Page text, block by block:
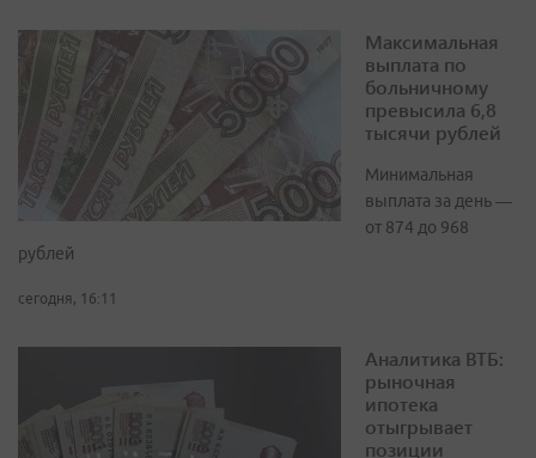
Максимальная
выплата по
больничному
превысила 6,8
тысячи рублей
Минимальная
выплата за день —
от 874 до 968
рублей
сегодня, 16:11
Аналитика ВТБ:
рыночная
ипотека
отыгрывает
позиции